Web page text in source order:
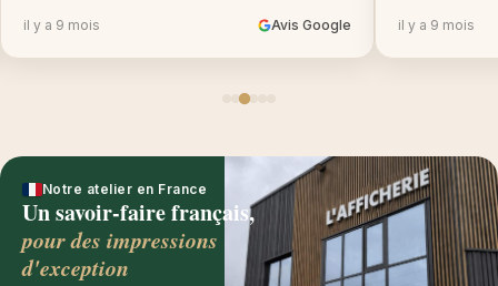
il y a 9 mois Avis Google il y a 9 mois
Notre atelier en France
Un savoir-faire français,
pour des impressions
d'exception